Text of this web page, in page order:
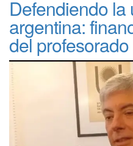
Defendiendo la
argentina:
del profesorado